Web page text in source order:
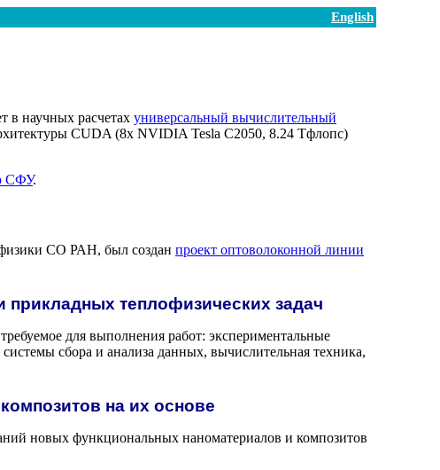
English
в научных расчетах универсальный вычислительный
CUDA (8х NVIDIA Tesla C2050, 8.24 Тфлопс)
СФУ.
СО РАН, был создан проект оптоволоконной линии
теплофизических задач
для выполнения работ: экспериментальные
сбора и анализа данных, вычислительная техника,
на их основе
новых функциональных наноматериалов и композитов